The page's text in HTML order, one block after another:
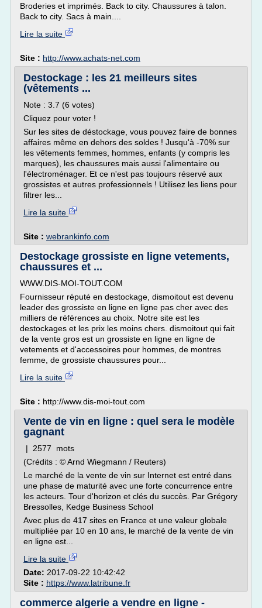
Broderies et imprimés. Back to city. Chaussures à talon.
Back to city. Sacs à main....
Lire la suite
Site : http://www.achats-net.com
Destockage : les 21 meilleurs sites
(vêtements ...
Note : 3.7 (6 votes)
Cliquez pour voter !
Sur les sites de déstockage, vous pouvez faire de bonnes
affaires même en dehors des soldes ! Jusqu'à -70% sur
les vêtements femmes, hommes, enfants (y compris les
marques), les chaussures mais aussi l'alimentaire ou
l'électroménager. Et ce n'est pas toujours réservé aux
grossistes et autres professionnels ! Utilisez les liens pour
filtrer les...
Lire la suite
Site : webrankinfo.com
Destockage grossiste en ligne vetements,
chaussures et ...
WWW.DIS-MOI-TOUT.COM
Fournisseur réputé en destockage, dismoitout est devenu
leader des grossiste en ligne en ligne pas cher avec des
milliers de références au choix. Notre site est les
destockages et les prix les moins chers. dismoitout qui fait
de la vente gros est un grossiste en ligne en ligne de
vetements et d'accessoires pour hommes, de montres
femme, de grossiste chaussures pour...
Lire la suite
Site : http://www.dis-moi-tout.com
Vente de vin en ligne : quel sera le modèle
gagnant
| 2577 mots
(Crédits : © Arnd Wiegmann / Reuters)
Le marché de la vente de vin sur Internet est entré dans
une phase de maturité avec une forte concurrence entre
les acteurs. Tour d'horizon et clés du succès. Par Grégory
Bressolles, Kedge Business School
Avec plus de 417 sites en France et une valeur globale
multipliée par 10 en 10 ans, le marché de la vente de vin
en ligne est...
Lire la suite
Date: 2017-09-22 10:42:42
Site : https://www.latribune.fr
commerce algerie a vendre en ligne -